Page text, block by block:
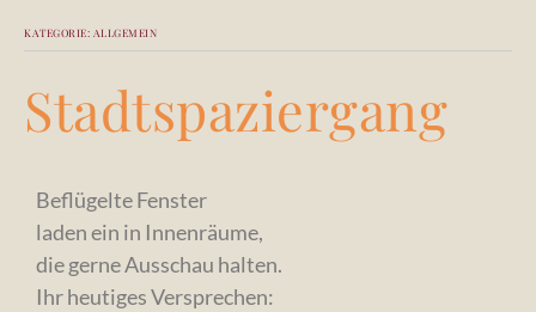
main
main
KATEGORIE: ALLGEMEIN
Stadtspaziergang
Beflügelte Fenster
laden ein in Innenräume,
die gerne Ausschau halten.
Ihr heutiges Versprechen: